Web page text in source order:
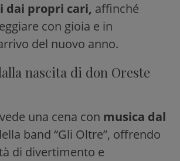
dai propri cari, affinché
con gioia e in
del nuovo anno.
nascita di don Oreste
una cena con musica dal
band “Gli Oltre”, offrendo
di divertimento e